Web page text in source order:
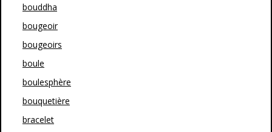
bouddha
bougeoir
bougeoirs
boule
boulesphère
bouquetière
bracelet